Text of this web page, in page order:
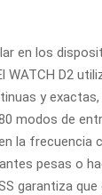
en los
WATCH D2
y
modos de
la frecuencia
pesas o
garantiza